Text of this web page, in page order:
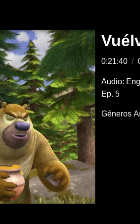
0:21:40 /
Audio:
Ep. 5
Géneros